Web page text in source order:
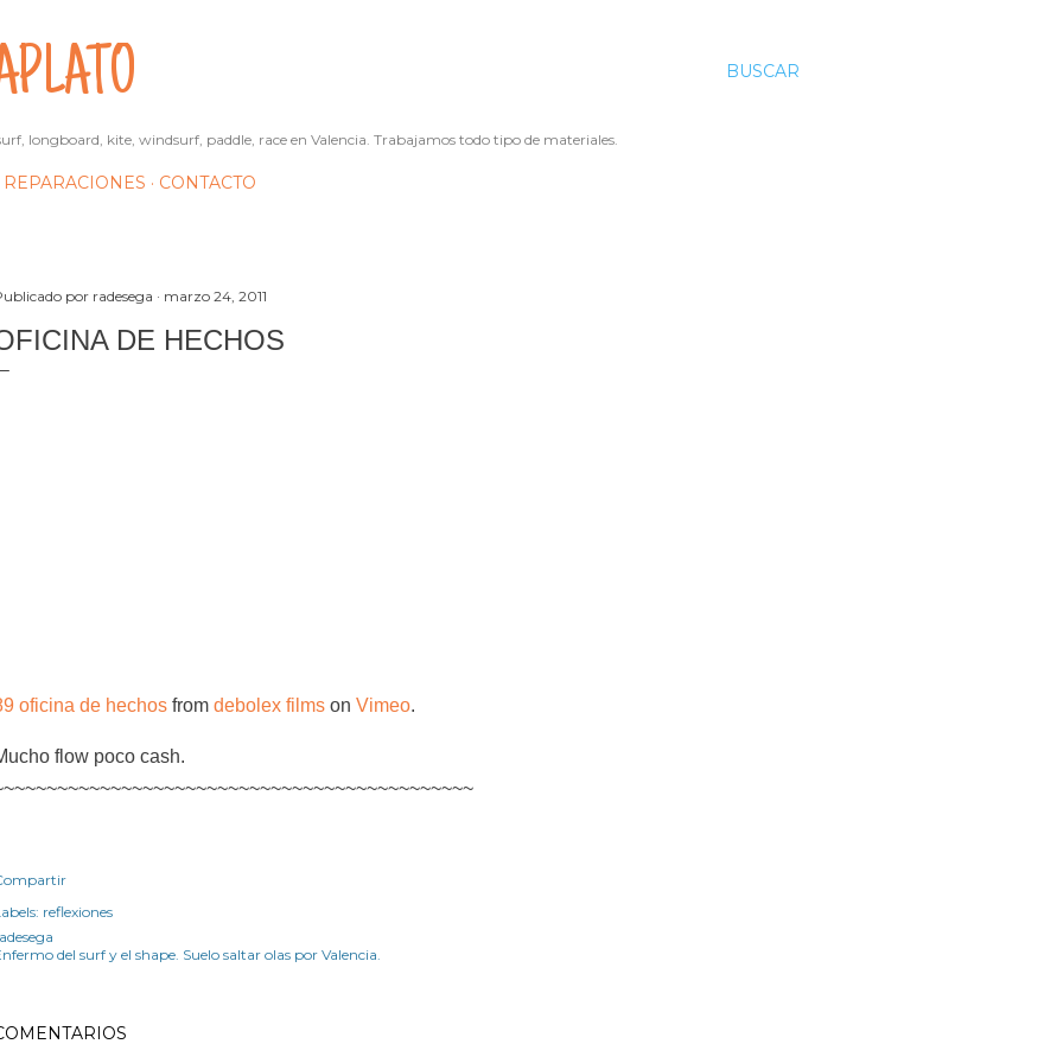
BUSCAR
longboard, kite, windsurf, paddle, race en Valencia. Trabajamos todo tipo de materiales.
REPARACIONES CONTACTO
por radesega marzo 24, 2011
DE HECHOS
oficina de hechos from debolex films on Vimeo.
flow poco cash.
reflexiones
del surf y el shape. Suelo saltar olas por Valencia.